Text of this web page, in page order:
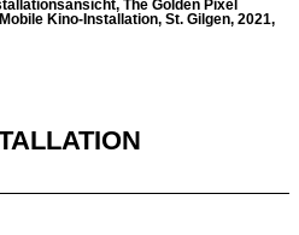
The Golden Pixel
Kino-Installation, St. Gilgen, 2021,